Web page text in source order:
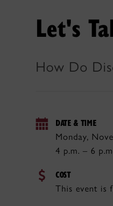
Let's
How Do
DATE & TIME
Monday,
4 p.m. – 6
COST
This event is